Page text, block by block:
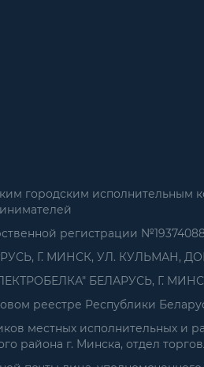
городским исполнительным
регистрации
Г. МИНСК, УЛ. КУЛЬМАН,
БЕЛАРУСЬ, Г.
реестре Республики
местных исполнительных и
района г. Минска, отдел